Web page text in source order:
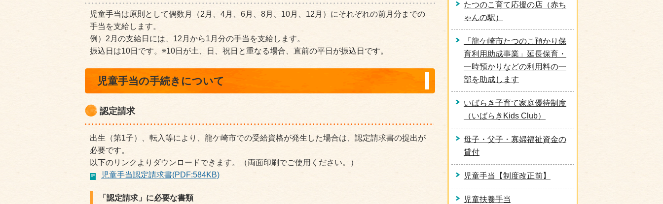
児童手当は原則として偶数月（2月、4月、6月、8月、10月、12月）にそれぞれの前月分までの
手当を支給します。
例）2月の支給日には、12月から1月分の手当を支給します。
振込日は10日です。※10日が土、日、祝日と重なる場合、直前の平日が振込日です。
児童手当の手続きについて
認定請求
出生（第1子）、転入等により、龍ケ崎市での受給資格が発生した場合は、認定請求書の提出が
必要です。
以下のリンクよりダウンロードできます。（両面印刷でご使用ください。）
児童手当認定請求書(PDF:584KB)
「認定請求」に必要な書類
たつのこ育て応援の店（赤ち
ゃんの駅）
「龍ケ崎市たつのこ預かり保
育利用助成事業」延長保育・
一時預かりなどの利用料の一
部を助成します
いばらき子育て家庭優待制度
（いばらきKids Club）
母子・父子・寡婦福祉資金の
貸付
児童手当【制度改正前】
児童扶養手当